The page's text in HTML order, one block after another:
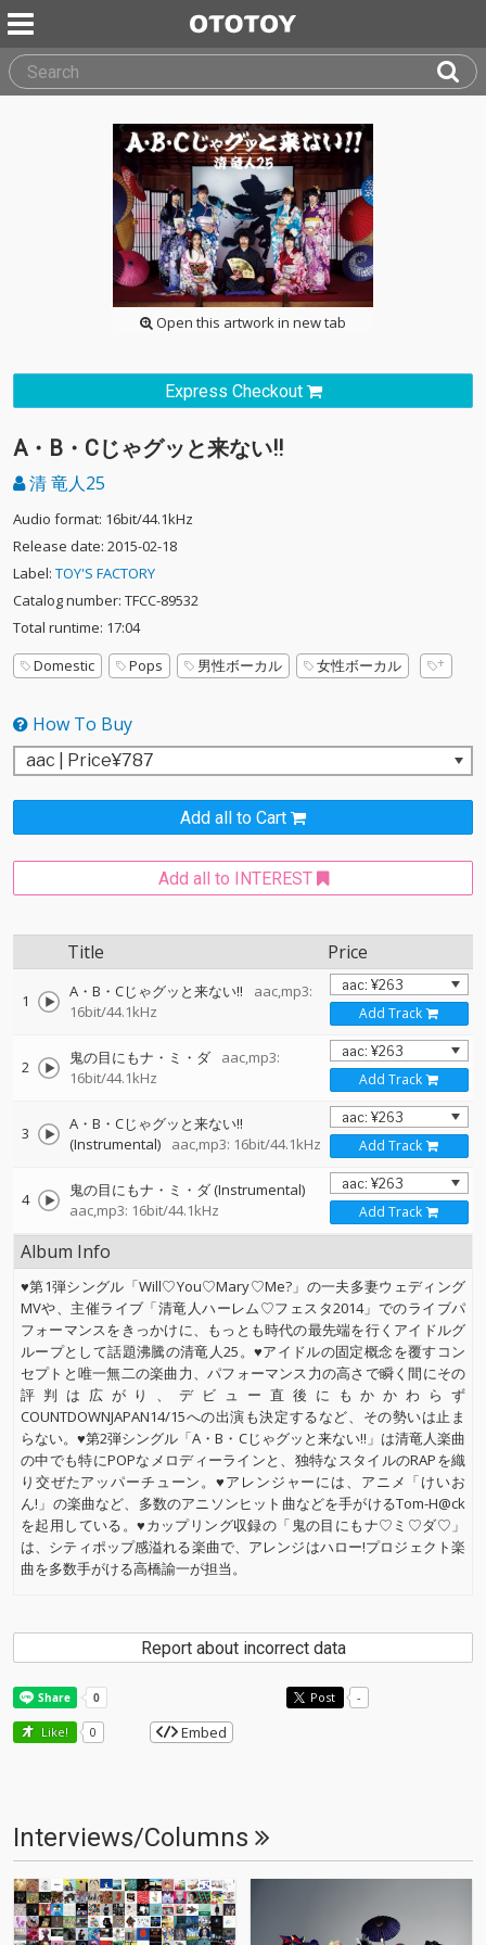
Open this artwork in new tab
Express Checkout
A・B・Cじゃグッと来ない!!
清 竜人25
Audio format: 16bit/44.1kHz
Release date: 2015-02-18
Label: TOY'S FACTORY
Catalog number: TFCC-89532
Total runtime: 17:04
Domestic
Pops 男性ボーカル 女性ボーカル
How To Buy
Add all to Cart
Add all to INTEREST
Title Price
1 A・B・Cじゃグッと来ない!!
aac,mp3:
16bit/44.1kHz
Add Track
2 鬼の目にもナ・ミ・ダ
aac,mp3:
16bit/44.1kHz
Add Track
3
A・B・Cじゃグッと来ない!!
(Instrumental)
aac,mp3: 16bit/44.1kHz Add Track
4
鬼の目にもナ・ミ・ダ (Instrumental)
aac,mp3: 16bit/44.1kHz
Add Track
Album Info
♥第1弾シングル「Will♡You♡Mary♡Me?」の一夫多妻ウェディング
MVや、主催ライブ「清竜人ハーレム♡フェスタ2014」でのライブパ
フォーマンスをきっかけに、もっとも時代の最先端を行くアイドルグ
ループとして話題沸騰の清竜人25。♥アイドルの固定概念を覆すコン
セプトと唯一無二の楽曲力、パフォーマンス力の高さで瞬く間にその
評判は広がり、デビュー直後にもかかわらず
COUNTDOWNJAPAN14/15への出演も決定するなど、その勢いは止ま
らない。♥第2弾シングル「A・B・Cじゃグッと来ない!!」は清竜人楽曲
の中でも特にPOPなメロディーラインと、独特なスタイルのRAPを織
り交ぜたアッパーチューン。♥アレンジャーには、アニメ「けいお
ん!」の楽曲など、多数のアニソンヒット曲などを手がけるTom-H@ck
を起用している。♥カップリング収録の「鬼の目にもナ♡ミ♡ダ♡」
は、シティポップ感溢れる楽曲で、アレンジはハロー!プロジェクト楽
曲を多数手がける高橋諭一が担当。
Report about incorrect data
Post -
Like! 0 Embed
Interviews/Columns